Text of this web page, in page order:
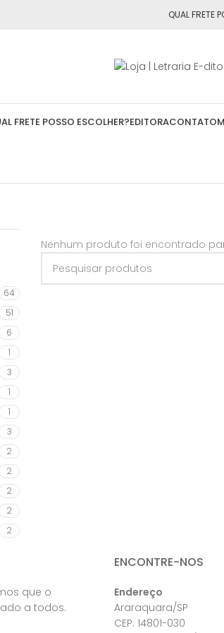
para todo o
QUAL FRETE
FRETE POSSO ESCOLHER?EDITORACONTATO
64
51
6
1
3
1
1
3
2
2
2
2
2
Nenhum produto foi encontrado
que o
a todos.
ENCONTRE-NOS
Endereço
Araraquara/SP
CEP: 14801-030